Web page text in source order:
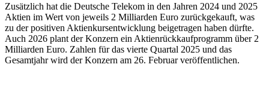
Zusätzlich hat die Deutsche Telekom in den Jahren 2024 und 2025
Aktien im Wert von jeweils 2 Milliarden Euro zurückgekauft, was
zu der positiven Aktienkursentwicklung beigetragen haben dürfte.
Auch 2026 plant der Konzern ein Aktienrückkaufprogramm über 2
Milliarden Euro. Zahlen für das vierte Quartal 2025 und das
Gesamtjahr wird der Konzern am 26. Februar veröffentlichen.